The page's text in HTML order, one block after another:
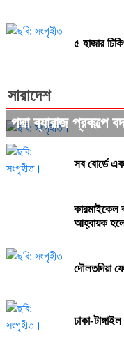
৫ হাজার
সারাদেশ
পদ্মা ব্যারাজ প্রকল্পে
সব বোর্ডে
কারমাইকেল
আহ্বায়ক
দৌলতদিয়া
ঢাকা-